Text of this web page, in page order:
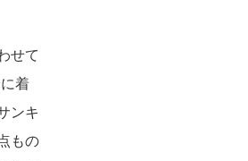
せて
着
ンキ
もの